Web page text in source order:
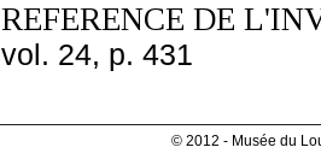
REFERENCE DE
vol. 24, p. 431
© 2012 - Musée du